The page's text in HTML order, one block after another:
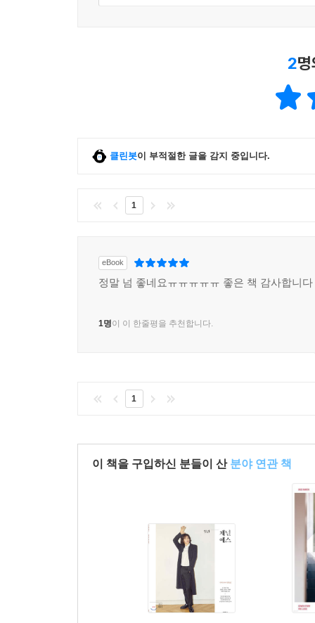
2
클린봇이 부적절한 글을 감지 중입니다.
1
eBook
정말 넘 좋네요ㅠㅠㅠㅠㅠ 좋은 책 감사합니다
1명이 이 한줄평을 추천합니다.
1
이 책을 구입하신 분들이 산 분야 연관 책